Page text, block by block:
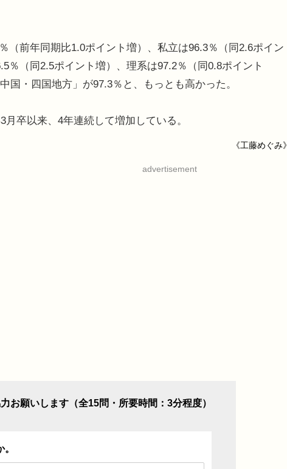
前年同期比1.0ポイント増）、私立は96.3％（同2.6ポイン
％（同2.5ポイント増）、理系は97.2％（同0.8ポイント
国・四国地方」が97.3％と、もっとも高かった。
卒以来、4年連続して増加している。
《工藤めぐみ》
advertisement
お願いします（全15問・所要時間：3分程度）